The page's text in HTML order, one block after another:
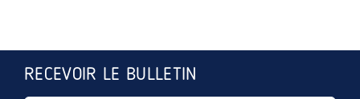
RECEVOIR LE BULLETIN